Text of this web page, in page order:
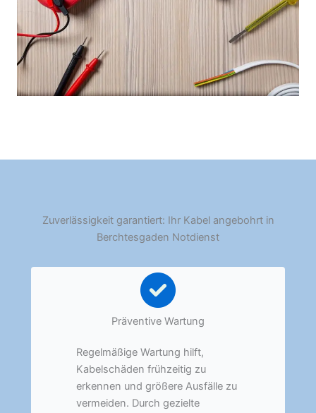
Zuverlässigkeit garantiert: Ihr Kabel angebohrt in
Berchtesgaden Notdienst
Präventive Wartung
Regelmäßige Wartung hilft,
Kabelschäden frühzeitig zu
erkennen und größere Ausfälle zu
vermeiden. Durch gezielte